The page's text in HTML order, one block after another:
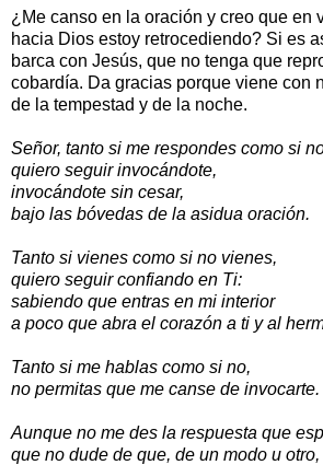
¿Me canso en la oración y creo que en
hacia Dios estoy retrocediendo? Si es
barca con Jesús, que no tenga que
cobardía. Da gracias porque viene con
de la tempestad y de la noche.
Señor, tanto si me respondes como si
quiero seguir invocándote,
invocándote sin cesar,
bajo las bóvedas de la asidua oración.
Tanto si vienes como si no vienes,
quiero seguir confiando en Ti:
sabiendo que entras en mi interior
a poco que abra el corazón a ti y al
Tanto si me hablas como si no,
no permitas que me canse de invocarte.
Aunque no me des la respuesta que
que no dude de que, de un modo u otro,